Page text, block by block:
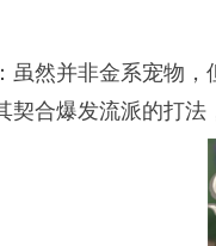
虽然并非金系宠物
契合爆发流派的打